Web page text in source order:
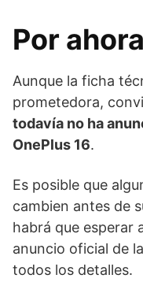
Por
Aunque la ficha
prometedora,
todavía no ha
OnePlus 16.
Es posible que
cambien antes de
habrá que esperar
anuncio oficial de
todos los detalles.